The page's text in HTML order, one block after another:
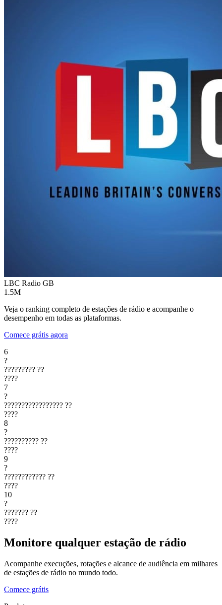
LBC Radio GB
1.5M
Veja o ranking completo de estações de rádio e acompanhe o
desempenho em todas as plataformas.
Comece grátis agora
6
?
????????? ??
????
7
?
????????????????? ??
????
8
?
?????????? ??
????
9
?
???????????? ??
????
10
?
??????? ??
????
Monitore qualquer estação de rádio
Acompanhe execuções, rotações e alcance de audiência em milhares
de estações de rádio no mundo todo.
Comece grátis